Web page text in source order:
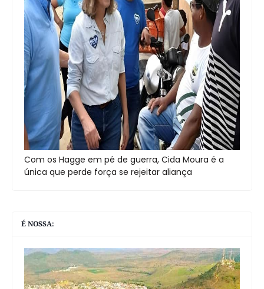
Com os Hagge em pé de guerra, Cida Moura é a
única que perde força se rejeitar aliança
É NOSSA: